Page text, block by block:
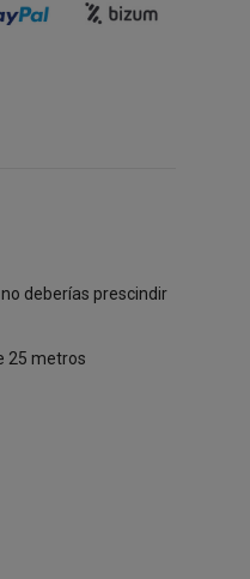
deberías prescindir
25 metros